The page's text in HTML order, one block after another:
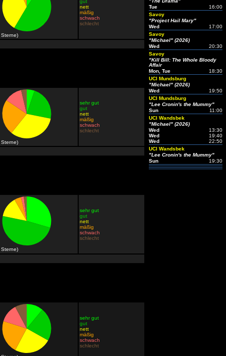
Tue
16:00
Savoy
"Project Hail Mary"
Wed
17:00
Savoy
"Michael" (2026)
Wed
20:30
Savoy
"Kill Bill: The Whole Bloody
Affair
Mon, Tue
18:30
UCI Mundsburg
"Michael" (2026)
Wed
19:50
UCI Mundsburg
"Lee Cronin's the Mummy"
Sun
11:00
UCI Wandsbek
"Michael" (2026)
Wed
13:30
Wed
19:40
Wed
22:50
UCI Wandsbek
"Lee Cronin's the Mummy"
Sun
19:30
gut
nett
mäßig
schwach
schlecht
sehr gut
gut
nett
mäßig
schwach
schlecht
sehr gut
gut
nett
mäßig
schwach
schlecht
sehr gut
gut
nett
mäßig
schwach
schlecht